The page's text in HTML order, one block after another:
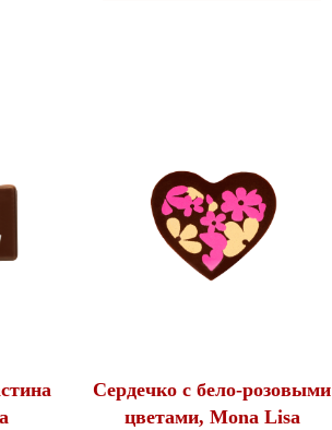
Сердечко с бело-розовыми
цветами, Mona Lisa